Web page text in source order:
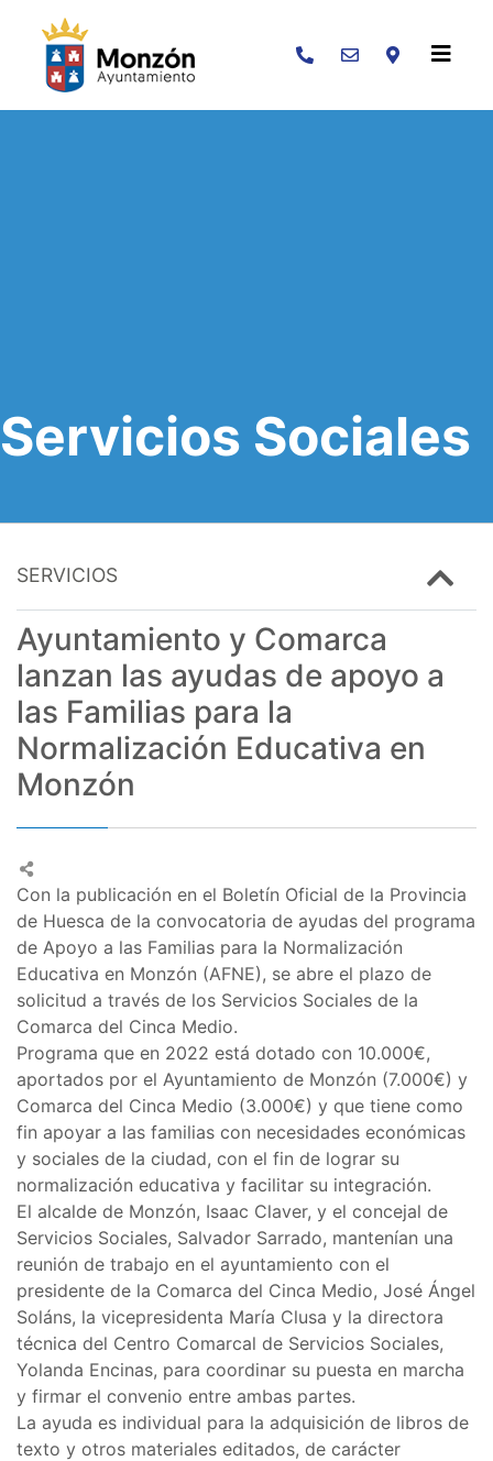
Buscar
Servicios Sociales
SERVICIOS
Ayuntamiento y Comarca
lanzan las ayudas de apoyo a
las Familias para la
Normalización Educativa en
Monzón
Con la publicación en el Boletín Oficial de la Provincia
de Huesca de la convocatoria de ayudas del programa
de Apoyo a las Familias para la Normalización
Educativa en Monzón (AFNE), se abre el plazo de
solicitud a través de los Servicios Sociales de la
Comarca del Cinca Medio.
Programa que en 2022 está dotado con 10.000€,
aportados por el Ayuntamiento de Monzón (7.000€) y
Comarca del Cinca Medio (3.000€) y que tiene como
fin apoyar a las familias con necesidades económicas
y sociales de la ciudad, con el fin de lograr su
normalización educativa y facilitar su integración.
El alcalde de Monzón, Isaac Claver, y el concejal de
Servicios Sociales, Salvador Sarrado, mantenían una
reunión de trabajo en el ayuntamiento con el
presidente de la Comarca del Cinca Medio, José Ángel
Soláns, la vicepresidenta María Clusa y la directora
técnica del Centro Comarcal de Servicios Sociales,
Yolanda Encinas, para coordinar su puesta en marcha
y firmar el convenio entre ambas partes.
La ayuda es individual para la adquisición de libros de
texto y otros materiales editados, de carácter